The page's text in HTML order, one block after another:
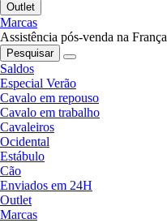
Outlet
Marcas
Assistência pós-venda na França
Pesquisar
Saldos
Especial Verão
Cavalo em repouso
Cavalo em trabalho
Cavaleiros
Ocidental
Estábulo
Cão
Enviados em 24H
Outlet
Marcas